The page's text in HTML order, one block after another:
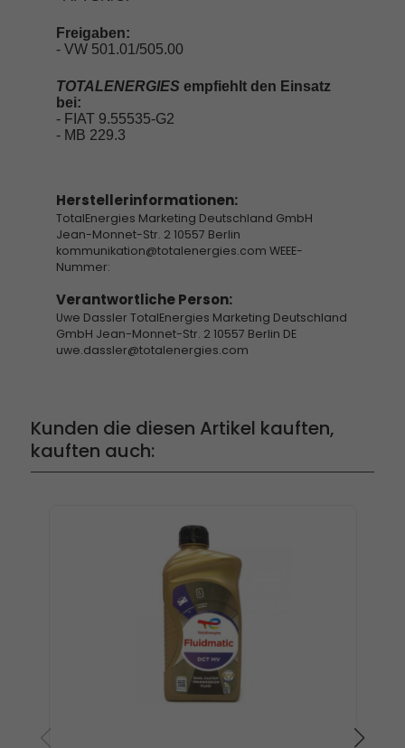
Freigaben:
- VW 501.01/505.00
TOTALENERGIES empfiehlt den Einsatz
bei:
- FIAT 9.55535-G2
- MB 229.3
Herstellerinformationen:
TotalEnergies Marketing Deutschland GmbH
Jean-Monnet-Str. 2 10557 Berlin
kommunikation@totalenergies.com WEEE-
Nummer:
Verantwortliche Person:
Uwe Dassler TotalEnergies Marketing Deutschland
GmbH Jean-Monnet-Str. 2 10557 Berlin DE
uwe.dassler@totalenergies.com
Kunden die diesen Artikel kauften,
kauften auch: